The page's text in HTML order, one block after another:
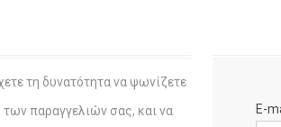
τη δυνατότητα να ψωνίζετε
των παραγγελιών σας, και να
E-